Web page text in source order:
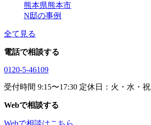
熊本県熊本市
N邸の事例
全て見る
電話で相談する
0120-5-46109
受付時間 9:15〜17:30 定休日：火・水・祝
Webで相談する
Webで相談はこちら